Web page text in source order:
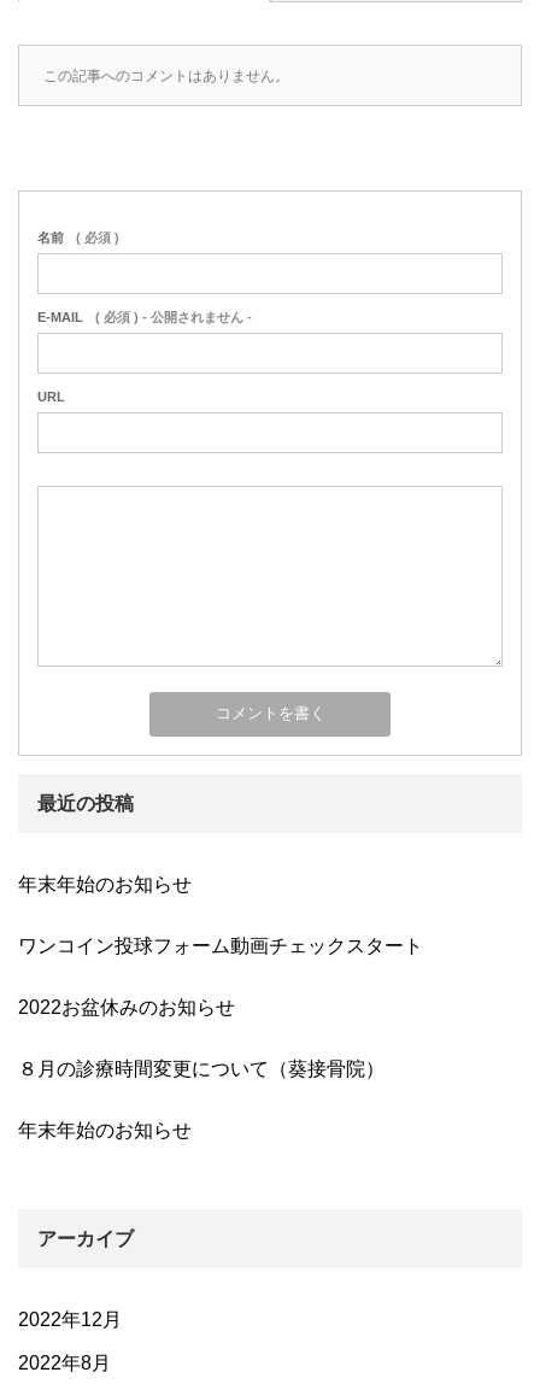
この記事へのコメントはありません。
名前 ( 必須 )
E-MAIL ( 必須 ) - 公開されません -
URL
最近の投稿
年末年始のお知らせ
ワンコイン投球フォーム動画チェックスタート
2022お盆休みのお知らせ
８月の診療時間変更について（葵接骨院）
年末年始のお知らせ
アーカイブ
2022年12月
2022年8月